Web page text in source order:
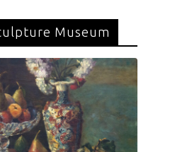
Museum